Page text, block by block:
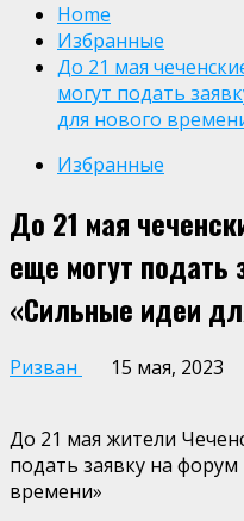
Home
Избранные
До 21 мая
могут подать
для нового
Избранные
До 21 мая
еще могут подать
«Сильные идеи
Ризван 15 мая, 2023
До 21 мая жители
подать заявку на
времени»